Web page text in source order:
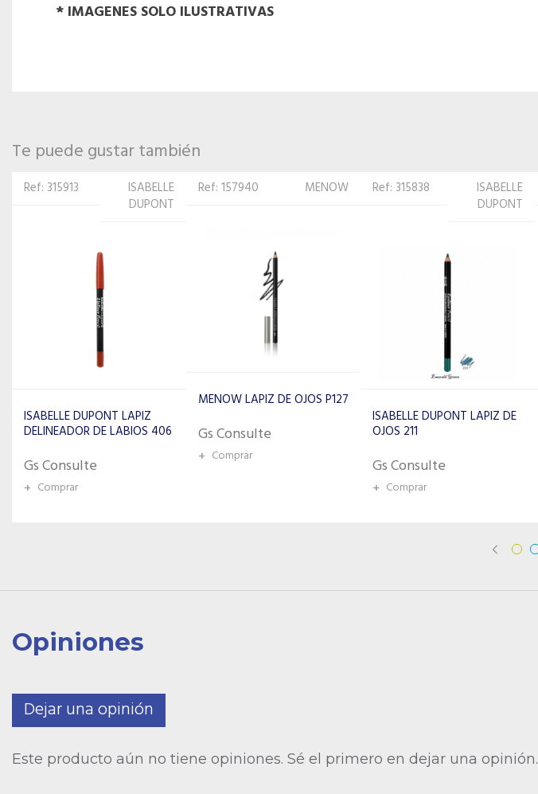
* IMAGENES SOLO ILUSTRATIVAS
Te puede gustar también
Ref: 157940 MENOW
Gs Consulte
+ Comprar
Ref: 315838
ISABELLE
OJOS 211
Gs Consulte
Ref: 315999
ISABELLE
DUPONT
ISABELLE DUPONT LAPIZ
PERFECT EYEBROW EB03
Gs Consulte
+ Comprar
Opiniones
Dejar una opinión
Este producto aún no tiene opiniones. Sé el primero en dejar una opinión.